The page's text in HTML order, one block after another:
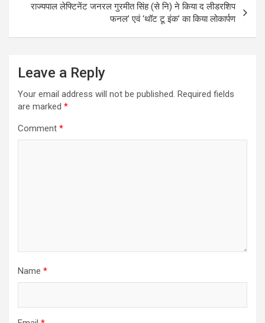
राज्यपाल लेफ्टिनेंट जनरल गुरमीत सिंह (से नि) ने किया द लीडरशिप
फनल’ एवं ‘थॉट टू इंक’ का किया लोकार्पण
Leave a Reply
Your email address will not be published. Required fields
are marked *
Comment *
Name *